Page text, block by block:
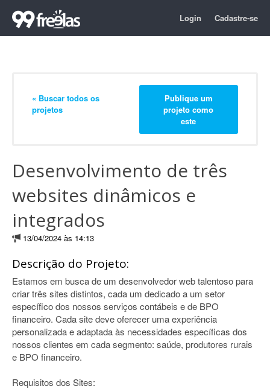
Login Cadastre-se
« Buscar todos os
projetos
Publique um
projeto como
este
Desenvolvimento de três
websites dinâmicos e
integrados
13/04/2024 às 14:13
Descrição do Projeto:
Estamos em busca de um desenvolvedor web talentoso para
criar três sites distintos, cada um dedicado a um setor
específico dos nossos serviços contábeis e de BPO
financeiro. Cada site deve oferecer uma experiência
personalizada e adaptada às necessidades específicas dos
nossos clientes em cada segmento: saúde, produtores rurais
e BPO financeiro.
Requisitos dos Sites: